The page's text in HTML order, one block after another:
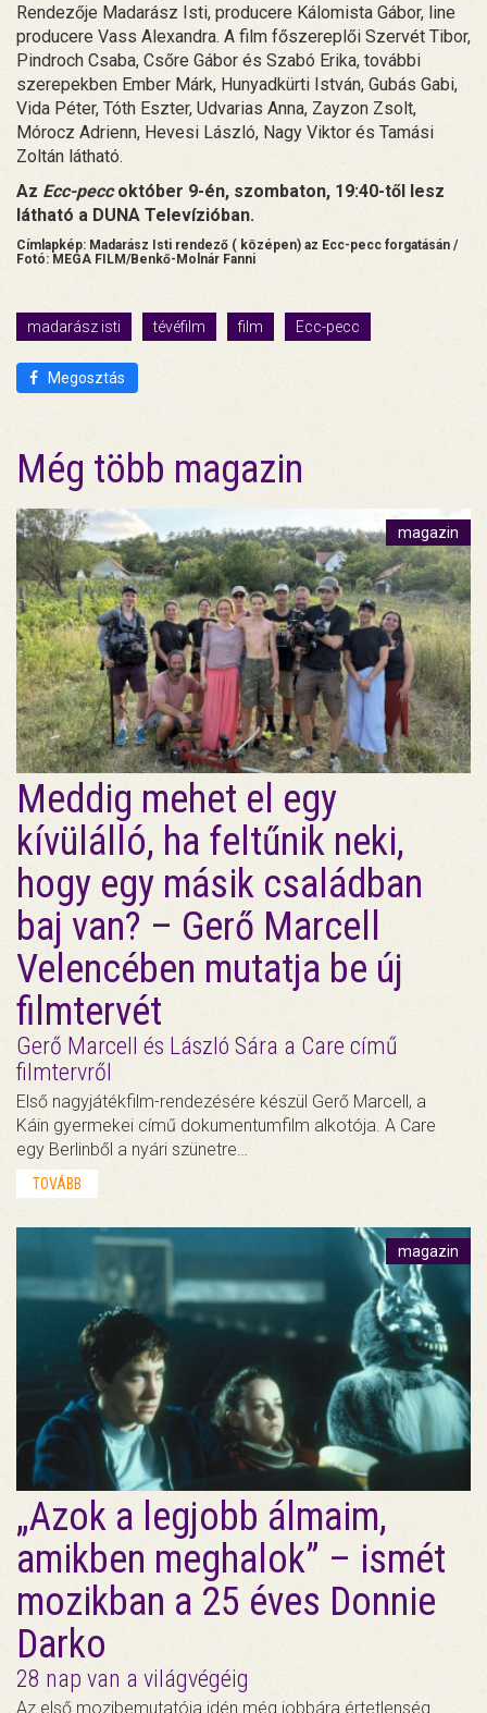
Rendezője Madarász Isti, producere Kálomista Gábor, line
producere Vass Alexandra. A film főszereplői Szervét Tibor,
Pindroch Csaba, Csőre Gábor és Szabó Erika, további
szerepekben Ember Márk, Hunyadkürti István, Gubás Gabi,
Vida Péter, Tóth Eszter, Udvarias Anna, Zayzon Zsolt,
Mórocz Adrienn, Hevesi László, Nagy Viktor és Tamási
Zoltán látható.
Az Ecc-peccoktóber 9-én, szombaton, 19:40-től lesz
látható a DUNA Televízióban.
Címlapkép: Madarász Isti rendező ( középen) az Ecc-pecc forgatásán /
Fotó: MEGA FILM/Benkő-Molnár Fanni
madarász isti tévéfilm film Ecc-pecc
Megosztás
Még több magazin
magazin
Meddig mehet el egy
kívülálló, ha feltűnik neki,
hogy egy másik családban
baj van? – Gerő Marcell
Velencében mutatja be új
filmtervét
Gerő Marcell és László Sára a Care című
filmtervről
Első nagyjátékfilm-rendezésére készül Gerő Marcell, a
Káin gyermekei című dokumentumfilm alkotója. A Care
egy Berlinből a nyári szünetre…
TOVÁBB
magazin
„Azok a legjobb álmaim,
amikben meghalok” – ismét
mozikban a 25 éves Donnie
Darko
28 nap van a világvégéig
Az első mozibemutatója idén még jobbára értetlenség